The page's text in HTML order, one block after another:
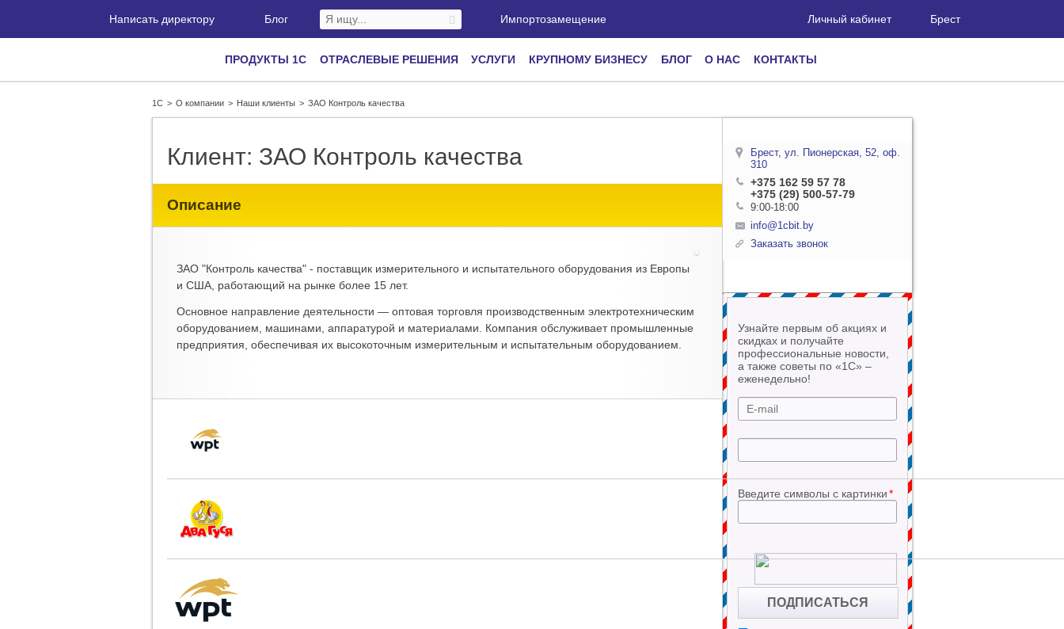
Написать директору Блог Импортозамещение Личный кабинет Брест
ПРОДУКТЫ 1С ОТРАСЛЕВЫЕ РЕШЕНИЯ УСЛУГИ КРУПНОМУ БИЗНЕСУ БЛОГ О НАС КОНТАКТЫ
1С > О компании > Наши клиенты > ЗАО Контроль качества
Клиент: ЗАО Контроль качества
Описание
ЗАО "Контроль качества" - поставщик измерительного и испытательного оборудования из Европы
и США, работающий на рынке более 15 лет.
Основное направление деятельности — оптовая торговля производственным электротехническим
оборудованием, машинами, аппаратурой и материалами. Компания обслуживает промышленные
предприятия, обеспечивая их высокоточным измерительным и испытательным оборудованием.
Брест, ул. Пионерская, 52, оф.
310
+375 162 59 57 78
+375 (29) 500-57-79
9:00-18:00
info@1cbit.by
Заказать звонок
Узнайте первым об акциях и
скидках и получайте
профессиональные новости,
а также советы по «1С» –
еженедельно!
Введите символы с картинки*